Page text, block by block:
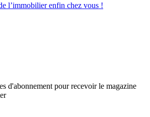
l’immobilierenfin chez vous !
d'abonnement pour recevoir le magazine